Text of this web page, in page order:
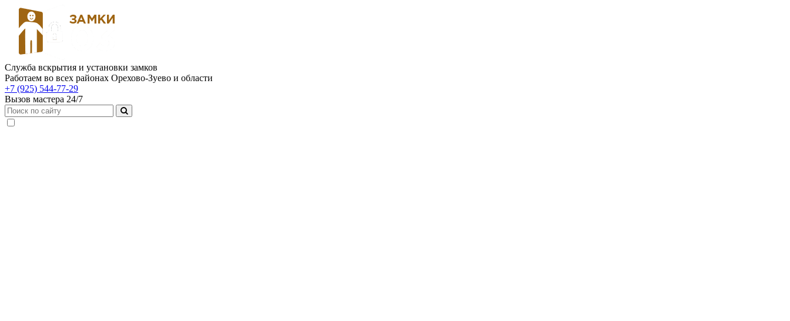
Служба вскрытия и установки замков
Работаем во всех районах Орехово-Зуево и области
+7 (925) 544-77-29
Вызов мастера 24/7